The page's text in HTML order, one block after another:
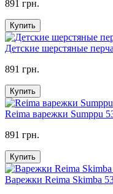
891 грн.
Купить
Детские шерстяные
891 грн.
Купить
Reima варежки Sumppu
891 грн.
Купить
Варежки Reima Skimba